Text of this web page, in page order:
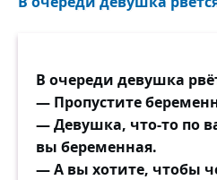
В очереди девушка
— Пропустите
— Девушка, что-то по
вы беременная.
— А вы хотите, чтобы